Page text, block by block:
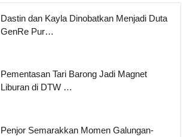
Dastin dan Kayla Dinobatkan Menjadi Duta
GenRe Pur…
Pementasan Tari Barong Jadi Magnet
Liburan di DTW …
Penjor Semarakkan Momen Galungan-